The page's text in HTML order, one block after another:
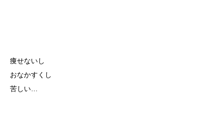
痩せないし
おなかすくし
苦しい…